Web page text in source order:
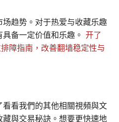
趋势。对于热爱与收藏乐趣
备一定价值和乐趣。 开了
障指南，改善翻墙稳定性与
看我們的其他相關視頻與文
與交易秘訣。想要更快速地